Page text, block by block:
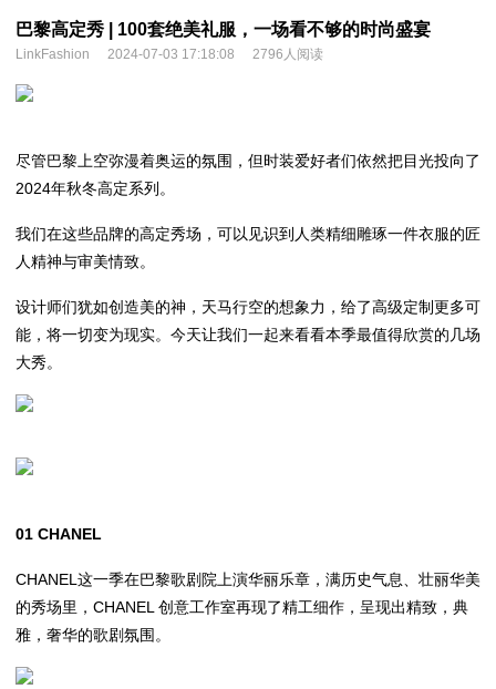
巴黎高定秀 | 100套绝美礼服，一场看不够的时尚盛宴
LinkFashion 2024-07-03 17:18:08 2796人阅读
尽管巴黎上空弥漫着奥运的氛围，但时装爱好者们依然把目光投向了
2024年秋冬高定系列。
我们在这些品牌的高定秀场，可以见识到人类精细雕琢一件衣服的匠
人精神与审美情致。
设计师们犹如创造美的神，天马行空的想象力，给了高级定制更多可
能，将一切变为现实。今天让我们一起来看看本季最值得欣赏的几场
大秀。
01 CHANEL
CHANEL这一季在巴黎歌剧院上演华丽乐章，满历史气息、壮丽华美
的秀场里，CHANEL 创意工作室再现了精工细作，呈现出精致，典
雅，奢华的歌剧氛围。